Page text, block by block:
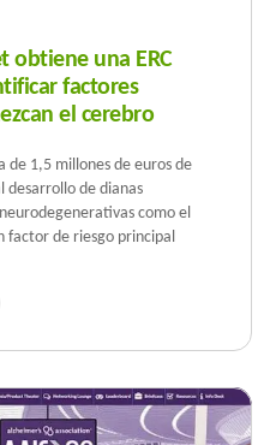
obtiene una ERC
factores
el cerebro
de 1,5 millones de euros de
desarrollo de dianas
como el
factor de riesgo principal